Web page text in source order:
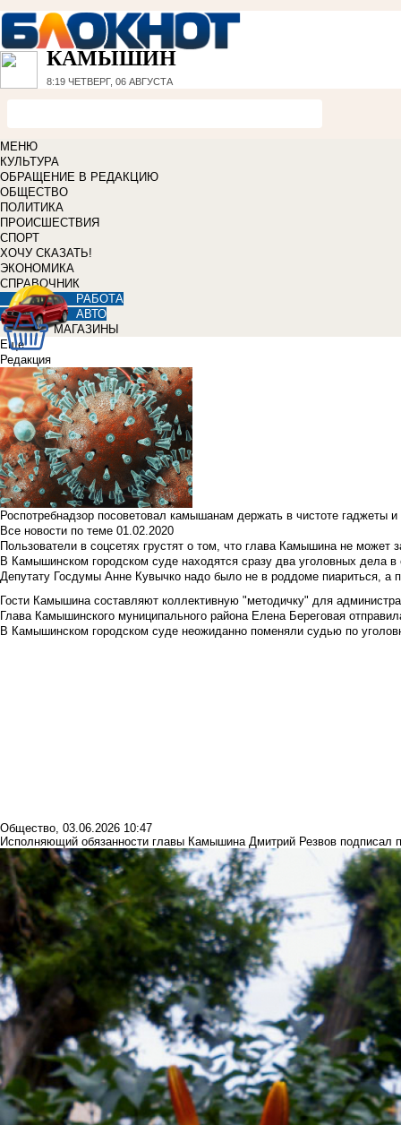
КАМЫШИН
8:19 ЧЕТВЕРГ, 06 АВГУСТА
МЕНЮ
КУЛЬТУРА
ОБРАЩЕНИЕ В РЕДАКЦИЮ
ОБЩЕСТВО
ПОЛИТИКА
ПРОИСШЕСТВИЯ
СПОРТ
ХОЧУ СКАЗАТЬ!
ЭКОНОМИКА
СПРАВОЧНИК
РАБОТА
АВТО
МАГАЗИНЫ
Еще
Редакция
Роспотребнадзор посоветовал камышанам держать в чистоте гаджеты
Все новости по теме 01.02.2020
Пользователи в соцсетях грустят о том, что глава Камышина не может
В Камышинском городском суде находятся сразу два уголовных дела
Депутату Госдумы Анне Кувычко надо было не в роддоме пиариться, а
Гости Камышина составляют коллективную "методичку" для
Глава Камышинского муниципального района Елена Береговая
В Камышинском городском суде неожиданно поменяли судью по
Общество, 03.06.2026 10:47
Исполняющий обязанности главы Камышина Дмитрий Резвов подписал